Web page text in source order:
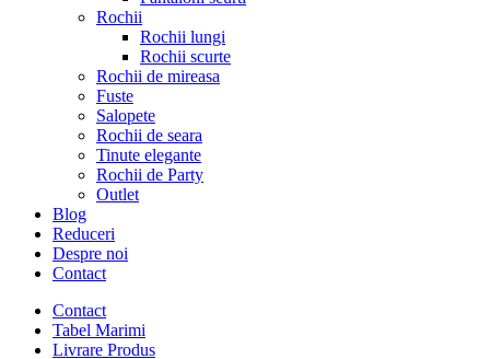
Rochii
Rochii lungi
Rochii scurte
Rochii de mireasa
Fuste
Salopete
Rochii de seara
Tinute elegante
Rochii de Party
Outlet
Blog
Reduceri
Despre noi
Contact
Contact
Tabel Marimi
Livrare Produs